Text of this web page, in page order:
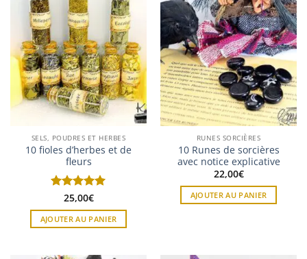
SELS, POUDRES ET HERBES
10 fioles d’herbes et de
fleurs
Note5sur
5
25,00€
AJOUTER AU PANIER
RUNES SORCIÈRES
10 Runes de sorcières
avec notice explicative
22,00€
AJOUTER AU PANIER